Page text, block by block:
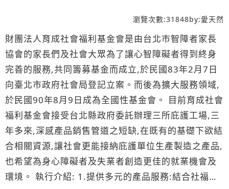
瀏覽次數:31848by:愛天然
財團法人育成社會福利基金會是由台北市智障者家長
協會的家長們及社會大眾為了讓心智障礙者得到終身
完善的服務,共同籌募基金而成立,於民國83年2月7日
向臺北市政府社會局登記立案。而後為擴大服務領域,
於民國90年8月9日成為全國性基金會。 目前育成社會
福利基金會接受台北縣政府委託辦理三所庇護工場,三
年多來,深感產品銷售管道之短缺,在既有的基礎下欲結
合相關資源,讓社會更能接納庇護單位生產製造之產品,
也希望為身心障礙者及失業者創造更佳的就業機會及
環境。 執行介紹: 1.提供多元的產品服務:結合社福團